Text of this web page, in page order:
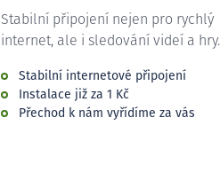
Stabilní připojení nejen pro rychlý
internet, ale i sledování videí a hry.
Stabilní internetové připojení
Instalace již za 1 Kč
Přechod k nám vyřídíme za vás